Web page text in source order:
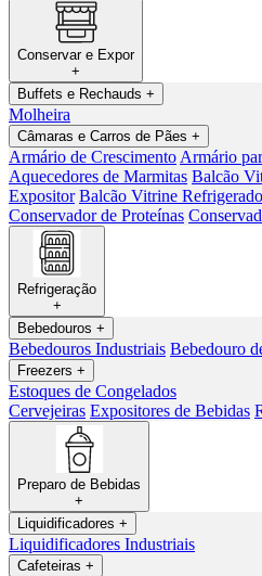
Conservar e Expor
+
Buffets e Rechauds +
Molheira
Câmaras e Carros de Pães +
Armário de Crescimento Armário
Aquecedores de Marmitas Balcão
Expositor Balcão Vitrine Refrigerado
Conservador de Proteínas
Refrigeração
+
Bebedouros +
Bebedouros Industriais Bebedouro
Freezers +
Estoques de Congelados
Cervejeiras Expositores de Bebidas
Preparo de Bebidas
+
Liquidificadores +
Liquidificadores Industriais
Cafeteiras +